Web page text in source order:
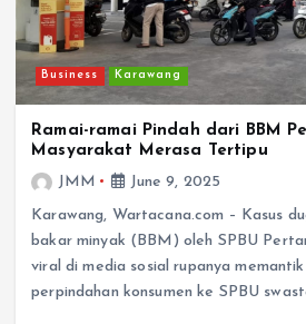
Business Karawang
Ramai-ramai Pindah dari BBM
Masyarakat Merasa Tertipu
JMM
June 9, 2025
Karawang, Wartacana.com – Kasus
bakar minyak (BBM) oleh SPBU
viral di media sosial rupanya
perpindahan konsumen ke SPBU